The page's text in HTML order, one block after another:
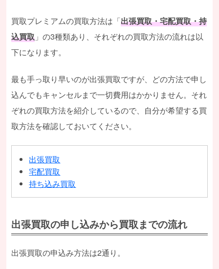
買取プレミアムの買取方法は「出張買取・宅配買取・持
込買取 」の3種類あり、それぞれの買取方法の流れは以
下になります。
最も手っ取り早いのが出張買取ですが、どの方法で申し
込んでもキャンセルまで一切費用はかかりません。それ
ぞれの買取方法を紹介しているので、自分が希望する買
取方法を確認しておいてください。
出張買取
宅配買取
持ち込み買取
出張買取の申し込みから買取までの流れ
出張買取の申込み方法は2通り。